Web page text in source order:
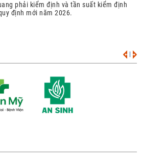
phải kiểm định và tần suất kiểm định
định mới năm 2026.